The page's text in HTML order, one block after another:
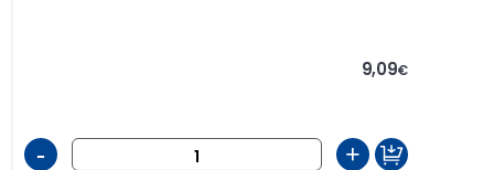
9,09€
- +